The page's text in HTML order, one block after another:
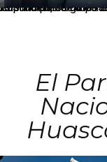
Los principales grupos empresariales del país mantienen una fuerte presencia en Áncash
El